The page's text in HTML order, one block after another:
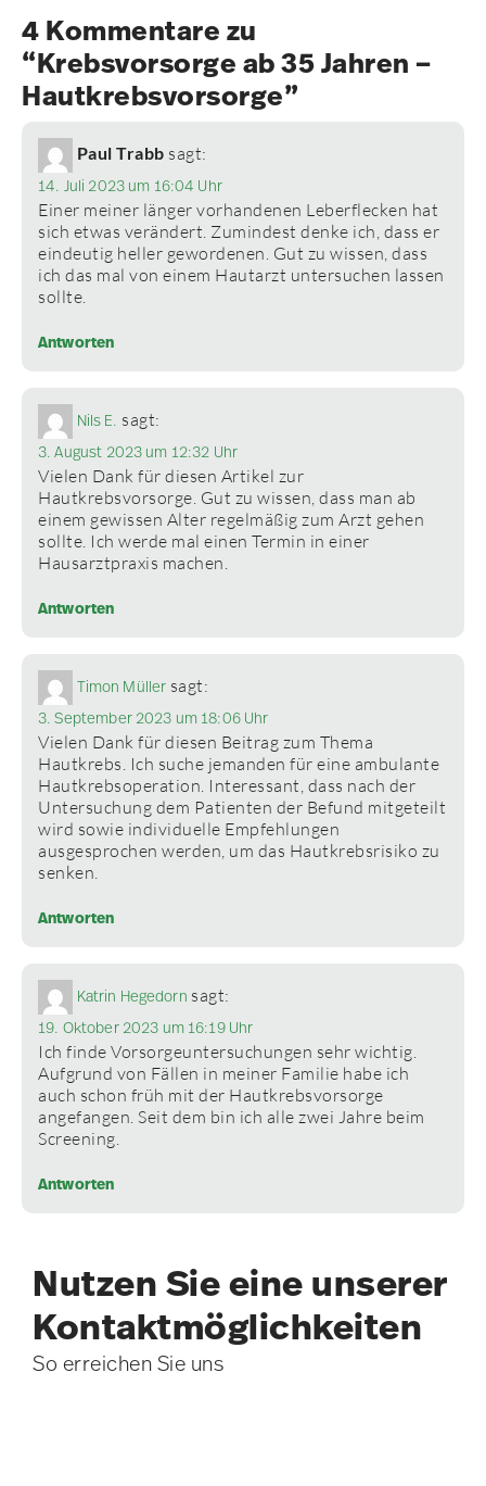
4 Kommentare zu
“Krebsvorsorge ab 35 Jahren –
Hautkrebsvorsorge”
Paul Trabb sagt:
14. Juli 2023 um 16:04 Uhr
Einer meiner länger vorhandenen Leberflecken hat
sich etwas verändert. Zumindest denke ich, dass er
eindeutig heller gewordenen. Gut zu wissen, dass
ich das mal von einem Hautarzt untersuchen lassen
sollte.
Antworten
Nils E. sagt:
3. August 2023 um 12:32 Uhr
Vielen Dank für diesen Artikel zur
Hautkrebsvorsorge. Gut zu wissen, dass man ab
einem gewissen Alter regelmäßig zum Arzt gehen
sollte. Ich werde mal einen Termin in einer
Hausarztpraxis machen.
Antworten
Timon Müller sagt:
3. September 2023 um 18:06 Uhr
Vielen Dank für diesen Beitrag zum Thema
Hautkrebs. Ich suche jemanden für eine ambulante
Hautkrebsoperation. Interessant, dass nach der
Untersuchung dem Patienten der Befund mitgeteilt
wird sowie individuelle Empfehlungen
ausgesprochen werden, um das Hautkrebsrisiko zu
senken.
Antworten
Katrin Hegedorn sagt:
19. Oktober 2023 um 16:19 Uhr
Ich finde Vorsorgeuntersuchungen sehr wichtig.
Aufgrund von Fällen in meiner Familie habe ich
auch schon früh mit der Hautkrebsvorsorge
angefangen. Seit dem bin ich alle zwei Jahre beim
Screening.
Antworten
Nutzen Sie eine unserer
Kontakt­möglichkeiten
So erreichen Sie uns